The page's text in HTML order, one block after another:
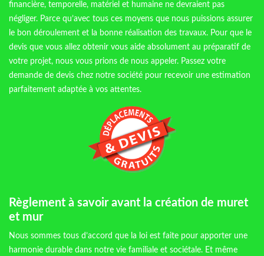
financière, temporelle, matériel et humaine ne devraient pas
négliger. Parce qu’avec tous ces moyens que nous puissions assurer
le bon déroulement et la bonne réalisation des travaux. Pour que le
devis que vous allez obtenir vous aide absolument au préparatif de
votre projet, nous vous prions de nous appeler. Passez votre
demande de devis chez notre société pour recevoir une estimation
parfaitement adaptée à vos attentes.
Règlement à savoir avant la création de muret
et mur
Nous sommes tous d’accord que la loi est faite pour apporter une
harmonie durable dans notre vie familiale et sociétale. Et même